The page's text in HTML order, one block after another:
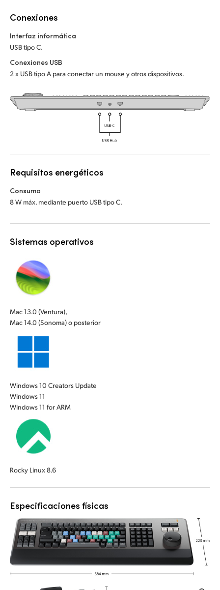
Especificaciones
Poland
Portugal
South Africa
Sweden
Chinese Taipei
Turkey
United States
Poland
Portugal
South Africa
Sweden
Chinese Taipei
Turkey
United States
Conexiones
Interfaz informática
USB tipo C.
Conexiones USB
2 x USB tipo A para conectar un mouse y otros dispositivos.
Requisitos energéticos
Consumo
8 W máx. mediante puerto USB tipo C.
Sistemas operativos
Mac 13.0 (Ventura),
Mac 14.0 (Sonoma) o posterior
Windows 10 Creators Update
Windows 11
Windows 11 for ARM
Rocky Linux 8.6
Especificaciones físicas